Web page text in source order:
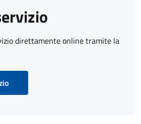
direttamente online tramite la